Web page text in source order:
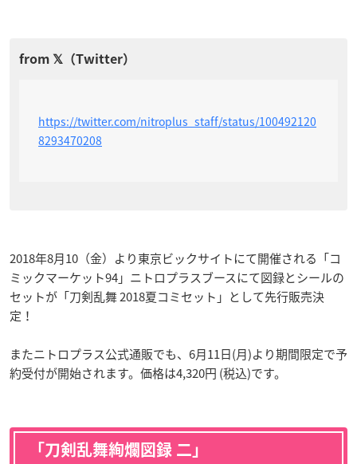
https://twitter.com/nitroplus_staff/status/100492120
8293470208
2018年8月10（金）より東京ビックサイトにて開催される「コ
ミックマーケット94」ニトロプラスブースにて図録とシールの
セットが「刀剣乱舞 2018夏コミセット」として先行販売決
定！
またニトロプラス公式通販でも、6月11日(月)より期間限定で予
約受付が開始されます。価格は4,320円 (税込)です。
「刀剣乱舞絢爛図録 二」